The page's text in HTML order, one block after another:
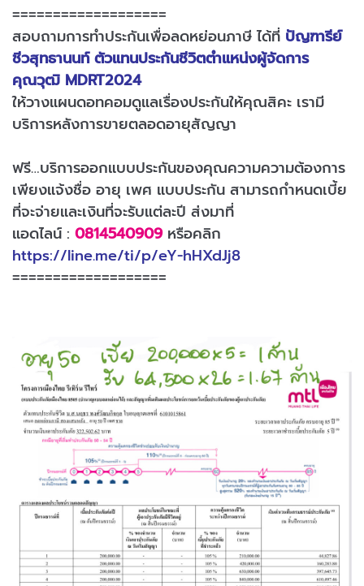
===================
สอบถามการทำประกันเพื่อลดหย่อนภาษี ได้ที่ ปัญฑารีย์
ชีวสุทธานนท์ ตัวแทนประกันชีวิตตำแหน่งผู้จัดการ
คุณวุฒิ MDRT2024
ให้วางแผนดอทคอมดูแลเรื่องประกันให้คุณสิคะ เรามี
บริการหลังการขายตลอดอายุสัญญา
ฟรี…บริการออกแบบประกันของคุณความความต้องการ
เพียงแจ้งชื่อ อายุ เพศ แบบประกัน สามารถกำหนดเบี้ย
ที่จะจ่ายและเงินที่จะรับแต่ละปี ส่งมาที่
แอดไลน์ : 0814540909หรือคลิก
https://line.me/ti/p/eY-hHXdJj8
===================